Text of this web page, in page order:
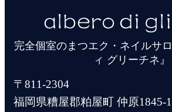
完全個室のまつエク・ネイルサ
ィ グリーチネ』
〒811-2304
福岡県糟屋郡粕屋町 仲原1845-1